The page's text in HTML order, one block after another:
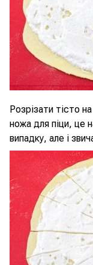
Розрізати тісто
ножа для піци, це
випадку, але і